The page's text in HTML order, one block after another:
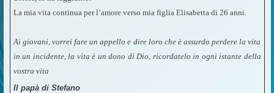
La mia vita continua per l’amore verso mia figlia Elisabetta di 26 anni.
Ai giovani, vorrei fare un appello e dire loro che è assurdo perdere la vita
in un incidente, la vita è un dono di Dio, ricordatelo in ogni istante della
vostra vita
Il papà di Stefano